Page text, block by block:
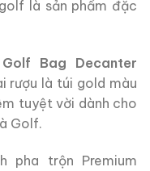
là sản phẩm đặc
Bag Decanter
rượu là túi gold màu
tuyệt vời dành cho
Golf.
pha trộn Premium